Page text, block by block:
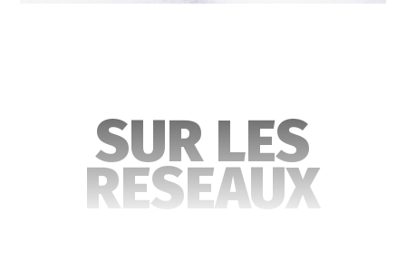
SUR LES
RESEAUX